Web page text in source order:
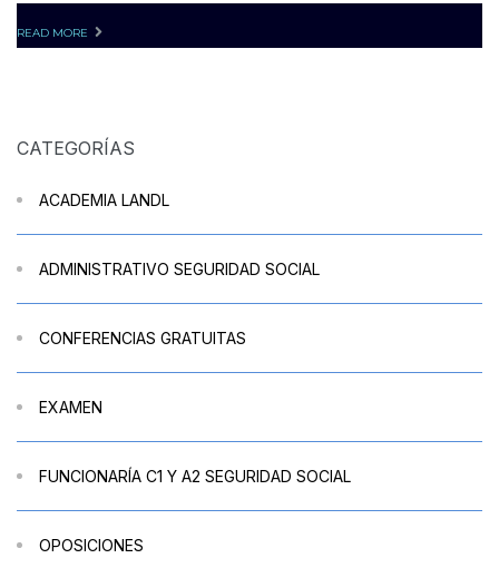
READ MORE
CATEGORÍAS
ACADEMIA LANDL
ADMINISTRATIVO SEGURIDAD SOCIAL
CONFERENCIAS GRATUITAS
EXAMEN
FUNCIONARÍA C1 Y A2 SEGURIDAD SOCIAL
OPOSICIONES